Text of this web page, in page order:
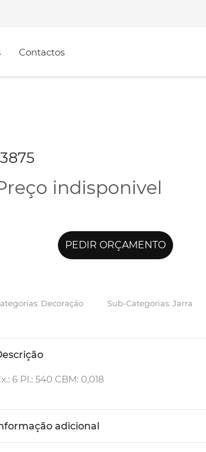
Contactos
indisponivel
PEDIR ORÇAMENTO
Decoração Sub-Categorias: Jarra
6 Pl.: 540 CBM: 0,018
adicional